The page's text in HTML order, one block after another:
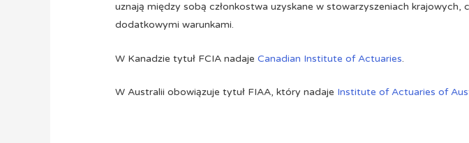
uznają między sobą członkostwa uzyskane w stowarzyszeniach
dodatkowymi warunkami.
W Kanadzie tytuł FCIA nadajeCanadian Institute of Actuaries.
W Australii obowiązuje tytuł FIAA, który nadaje Institute of Actuaries of